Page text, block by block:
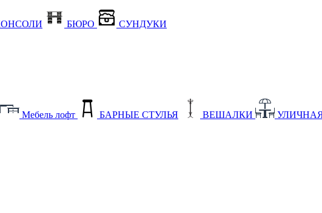
БЮРО СУНДУКИ
Мебель лофт БАРНЫЕ СТУЛЬЯ ВЕШАЛКИ